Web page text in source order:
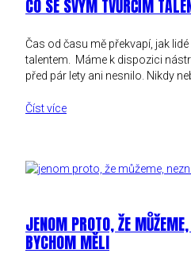
CO SE SVÝM TVŮRČÍM
Čas od času mě překvapí, jak
talentem. Máme k dispozici
před pár lety ani nesnilo. Nikdy
Číst více
JENOM PROTO, ŽE
BYCHOM MĚLI